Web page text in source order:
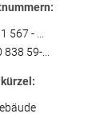
567 - ...
59-...